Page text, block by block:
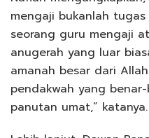
mengaji bukanlah tugas
seorang guru mengaji
anugerah yang luar
amanah besar dari
pendakwah yang
panutan umat,” katanya.